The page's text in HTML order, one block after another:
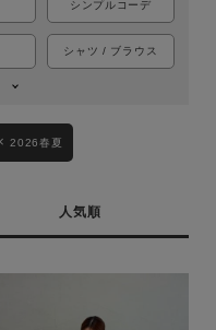
シンプルコーデ
シャツ / ブラウス
2026春夏
人気順